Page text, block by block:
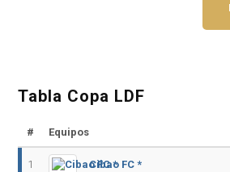
Tabla Copa LDF
# Equipos
1 Cibao FC *